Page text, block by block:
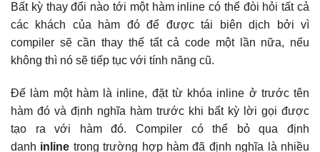
Bất kỳ thay đổi nào tới một hàm inline có thể đòi hỏi tất cả
các khách của hàm đó để được tái biên dịch bởi vì
compiler sẽ cần thay thế tất cả code một lần nữa, nếu
không thì nó sẽ tiếp tục với tính năng cũ.
Để làm một hàm là inline, đặt từ khóa inline ở trước tên
hàm đó và định nghĩa hàm trước khi bất kỳ lời gọi được
tạo ra với hàm đó. Compiler có thể bỏ qua định
danh inline trong trường hợp hàm đã định nghĩa là nhiều